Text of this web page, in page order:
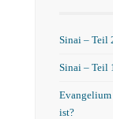
Sinai – Teil
Sinai – Teil
Evangelium
ist?